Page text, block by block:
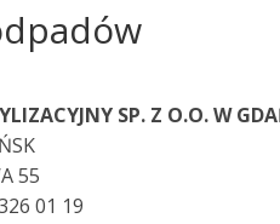
SP. Z O.O. W
55
01 19